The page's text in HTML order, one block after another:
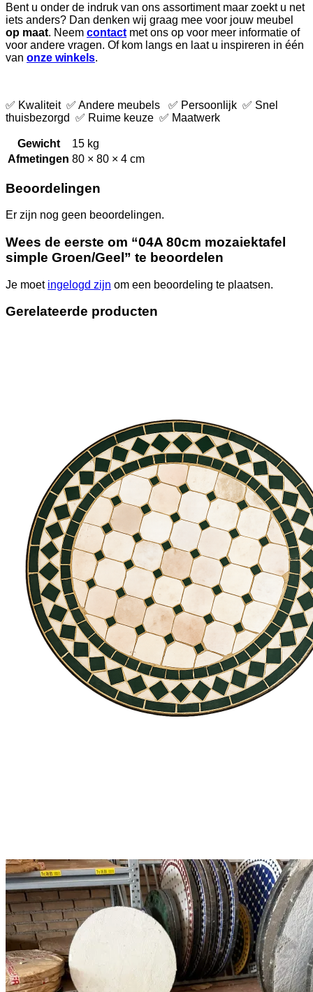
Bent u onder de indruk van ons assortiment maar zoekt u net
iets anders? Dan denken wij graag mee voor jouw meubel
op maat. Neem contact met ons op voor meer informatie of
voor andere vragen. Of kom langs en laat u inspireren in één
van onze winkels.
✅ Kwaliteit ✅ Andere meubels ✅ Persoonlijk ✅ Snel
thuisbezorgd ✅ Ruime keuze ✅ Maatwerk
Gewicht
15 kg
Afmetingen 80 × 80 × 4 cm
Beoordelingen
Er zijn nog geen beoordelingen.
Wees de eerste om “04A 80cm mozaiektafel
simple Groen/Geel” te beoordelen
Je moet ingelogd zijn om een beoordeling te plaatsen.
Gerelateerde producten